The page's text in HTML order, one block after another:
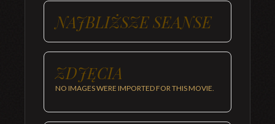
NAJBLIŻSZE SEANSE
ZDJĘCIA
NO IMAGES WERE IMPORTED FOR THIS MOVIE.